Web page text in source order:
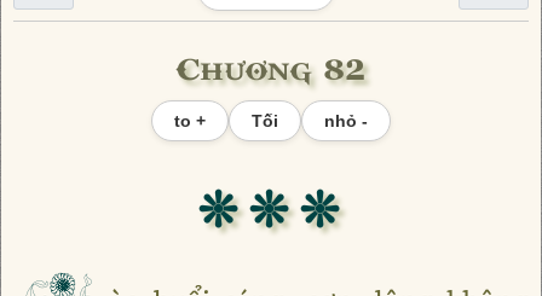
Chương 82
to + Tối nhỏ -
❊ ❊ ❊